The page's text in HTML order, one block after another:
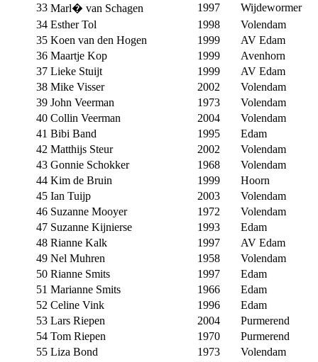
33 Marl� van Schagen 1997
Wijdewormer
34 Esther Tol 1998
Volendam
35 Koen van den Hogen 1999
AV Edam
36 Maartje Kop 1999
Avenhorn
37 Lieke Stuijt 1999
AV Edam
38 Mike Visser 2002
Volendam
39 John Veerman 1973
Volendam
40 Collin Veerman 2004
Volendam
41 Bibi Band 1995
Edam
42 Matthijs Steur 2002
Volendam
43 Gonnie Schokker 1968
Volendam
44 Kim de Bruin 1999
Hoorn
45 Ian Tuijp 2003
Volendam
46 Suzanne Mooyer 1972
Volendam
47 Suzanne Kijnierse 1993
Edam
48 Rianne Kalk 1997
AV Edam
49 Nel Muhren 1958
Volendam
50 Rianne Smits 1997
Edam
51 Marianne Smits 1966
Edam
52 Celine Vink 1996
Edam
53 Lars Riepen 2004
Purmerend
54 Tom Riepen 1970
Purmerend
55 Liza Bond 1973
Volendam